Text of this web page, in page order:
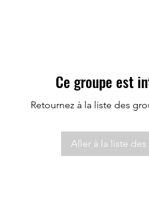
Ce groupe est
Retournez à la liste des
Aller à la liste